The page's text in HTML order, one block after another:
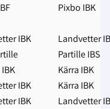
Pixbo IBK
IBK
Landvetter
Partille IBS
Kärra IBK
IBK
Kärra IBK
IBK
Landvetter